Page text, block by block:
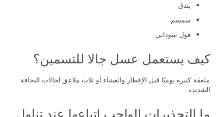
بندق
سمسم
فول سوداني
كيف يستعمل عسل جالا للتسمين؟
ملعقة كبيره يوميًا قبل الإفطار والعشاء أو ثلاث ملاعق لحالات النحافة
الشديدة